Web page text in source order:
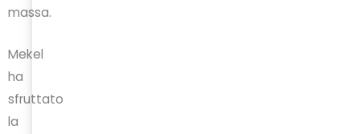
massa.
Mekel
ha
sfruttato
la